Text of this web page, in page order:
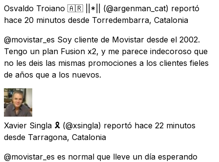
Osvaldo Troiano 🇦🇷 ||*||
(@argenman_cat) reportó
hace 20 minutos desde Torredembarra, Catalonia
@movistar_es Soy cliente de Movistar desde el 2002.
Tengo un plan Fusion x2, y me parece indecoroso que
no les deis las mismas promociones a los clientes fieles
de años que a los nuevos.
Xavier Singla 🎗 (@xsingla) reportó hace 22 minutos
desde Tarragona, Catalonia
@movistar_es es normal que lleve un día esperando